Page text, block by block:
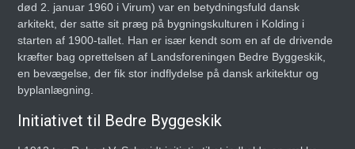
død 2. januar 1960 i Virum) var en betydningsfuld dansk
arkitekt, der satte sit præg på bygningskulturen i Kolding i
starten af 1900-tallet. Han er især kendt som en af de drivende
kræfter bag oprettelsen af Landsforeningen Bedre Byggeskik,
en bevægelse, der fik stor indflydelse på dansk arkitektur og
byplanlægning.
Initiativet til Bedre Byggeskik